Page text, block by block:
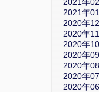
2021年
2021年
2020年
2020年
2020年
2020年
2020年
2020年
2020年